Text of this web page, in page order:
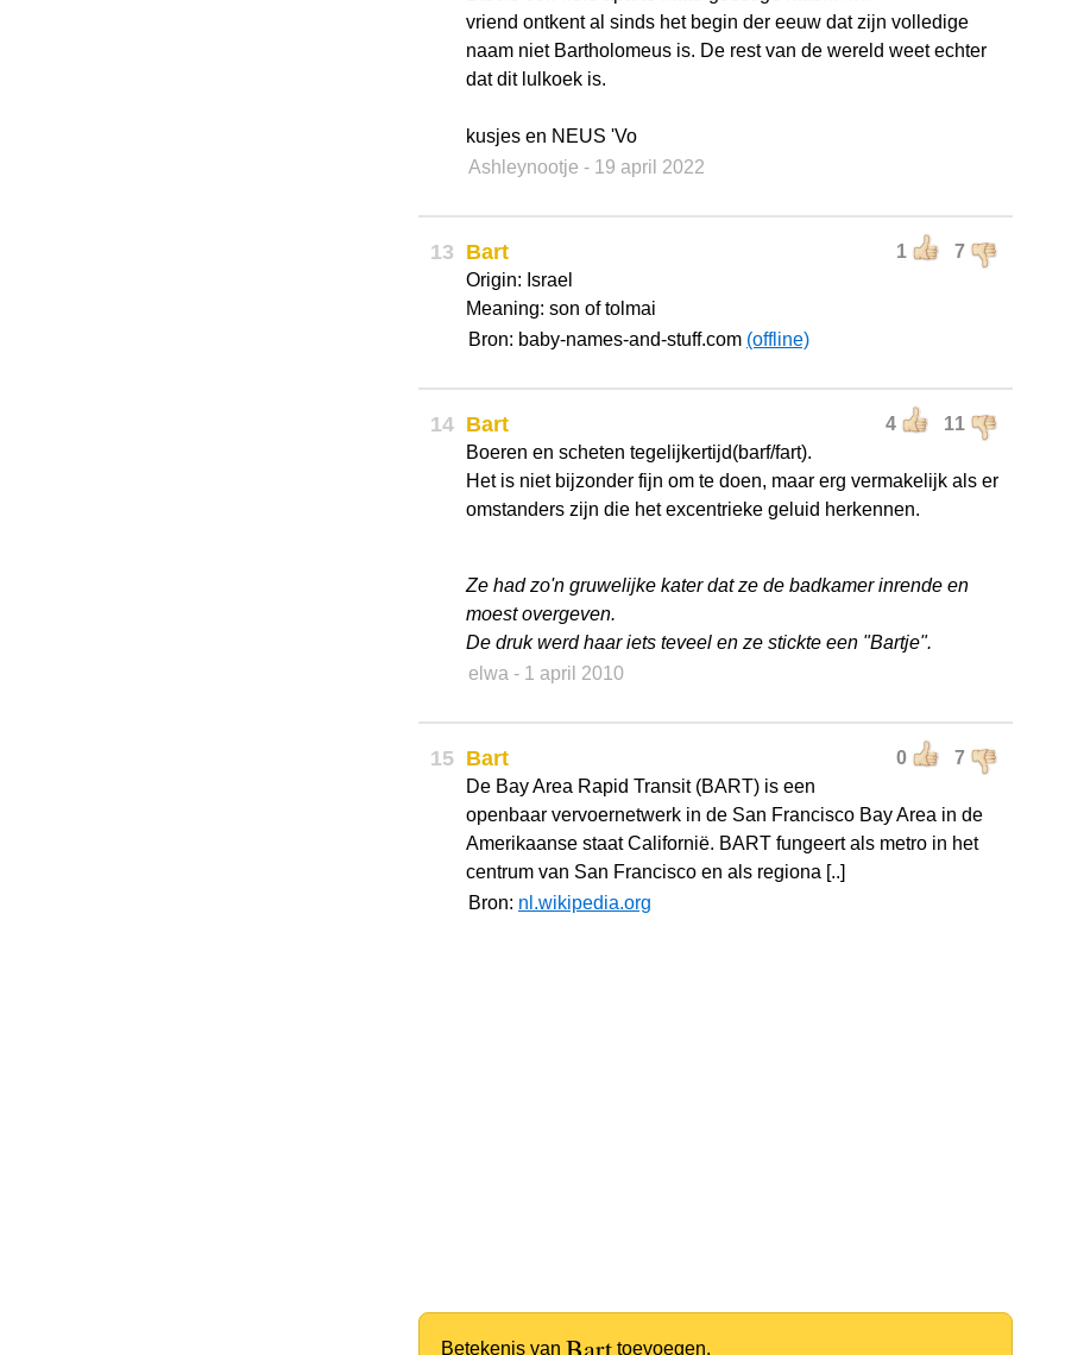
vriend ontkent al sinds het begin der eeuw dat zijn volledige
naam niet Bartholomeus is. De rest van de wereld weet echter
dat dit lulkoek is.
kusjes en NEUS 'Vo
Ashleynootje - 19 april 2022
13 1 7
Bart
Origin: Israel
Meaning: son of tolmai
Bron: baby-names-and-stuff.com (offline)
14 4 11
Bart
Boeren en scheten tegelijkertijd(barf/fart).
Het is niet bijzonder fijn om te doen, maar erg vermakelijk als er
omstanders zijn die het excentrieke geluid herkennen.
Ze had zo'n gruwelijke kater dat ze de badkamer inrende en
moest overgeven.
De druk werd haar iets teveel en ze stickte een "Bartje".
elwa - 1 april 2010
15 0 7
Bart
De Bay Area Rapid Transit (BART) is een
openbaar vervoernetwerk in de San Francisco Bay Area in de
Amerikaanse staat Californië. BART fungeert als metro in het
centrum van San Francisco en als regiona [..]
Bron: nl.wikipedia.org
Betekenis van toevoegen.